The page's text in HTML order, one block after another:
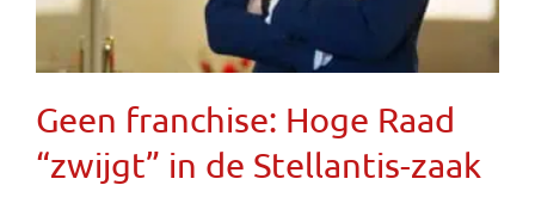
Geen franchise: Hoge Raad
“zwijgt” in de Stellantis-zaak